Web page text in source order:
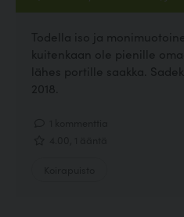
Todella iso ja
kuitenkaan ole pienille
lähes portille saakka.
2018.